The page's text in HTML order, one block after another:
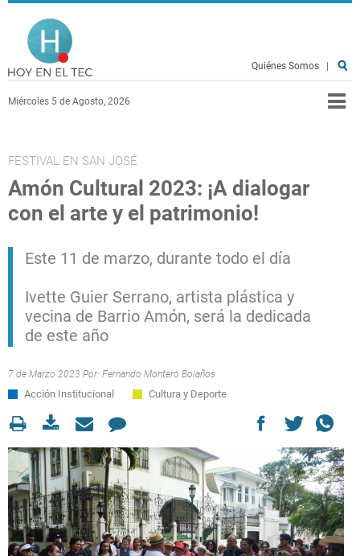
Pasar al contenido principal
Miércoles 5 de Agosto, 2026
Quiénes Somos
FESTIVAL EN SAN JOSÉ
Amón Cultural 2023: ¡A dialogar
con el arte y el patrimonio!
Este 11 de marzo, durante todo el día
Ivette Guier Serrano, artista plástica y
vecina de Barrio Amón, será la dedicada
de este año
7 de Marzo 2023 Por: Fernando Montero Bolaños
Acción Institucional Cultura y Deporte